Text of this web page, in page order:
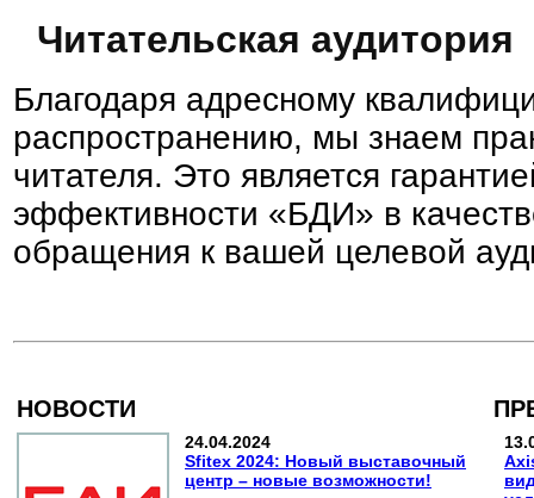
Читательская аудитория
Благодаря адресному
распространению, мы знаем
читателя. Это является
эффективности «БДИ» в
обращения к вашей целевой
НОВОСТИ
24.04.2024
Sfitex 2024: Новый выставочный
центр – новые возможности!